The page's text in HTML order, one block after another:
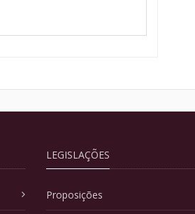
LEGISLAÇÕES
Proposições